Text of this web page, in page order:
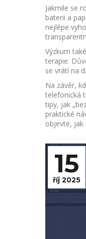
Jakmile se
baterii a
nejlépe
Výzkum
terapie.
se vrátí na
Na závěr,
telefonická
tipy, jak
praktické
objevte, jak
15
říj 2025